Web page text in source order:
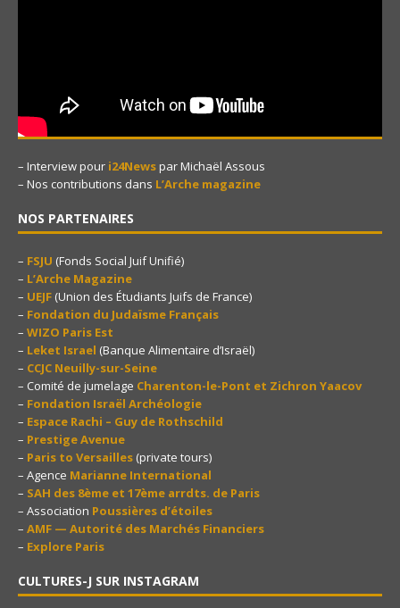
– Interview pour i24Newspar Michaël Assous
– Nos contributions dans L’Arche magazine
NOS PARTENAIRES
– FSJU (Fonds Social Juif Unifié)
– L’Arche Magazine
– UEJF (Union des Étudiants Juifs de France)
– Fondation du Judaïsme Français
– WIZO Paris Est
– Leket Israel (Banque Alimentaire d’Israël)
– CCJC Neuilly-sur-Seine
– Comité de jumelage Charenton-le-Pont et Zichron Yaacov
– Fondation Israël Archéologie
– Espace Rachi – Guy de Rothschild
– Prestige Avenue
– Paris to Versailles (private tours)
– Agence Marianne International
– SAH des 8ème et 17ème arrdts. de Paris
– Association Poussières d’étoiles
– AMF — Autorité des Marchés Financiers
– Explore Paris
CULTURES-J SUR INSTAGRAM